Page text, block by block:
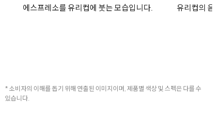
* 소비자의 이해를 돕기 위해 연출된 이미지이며, 제품별 색상 및 스펙은 다를 수
있습니다.